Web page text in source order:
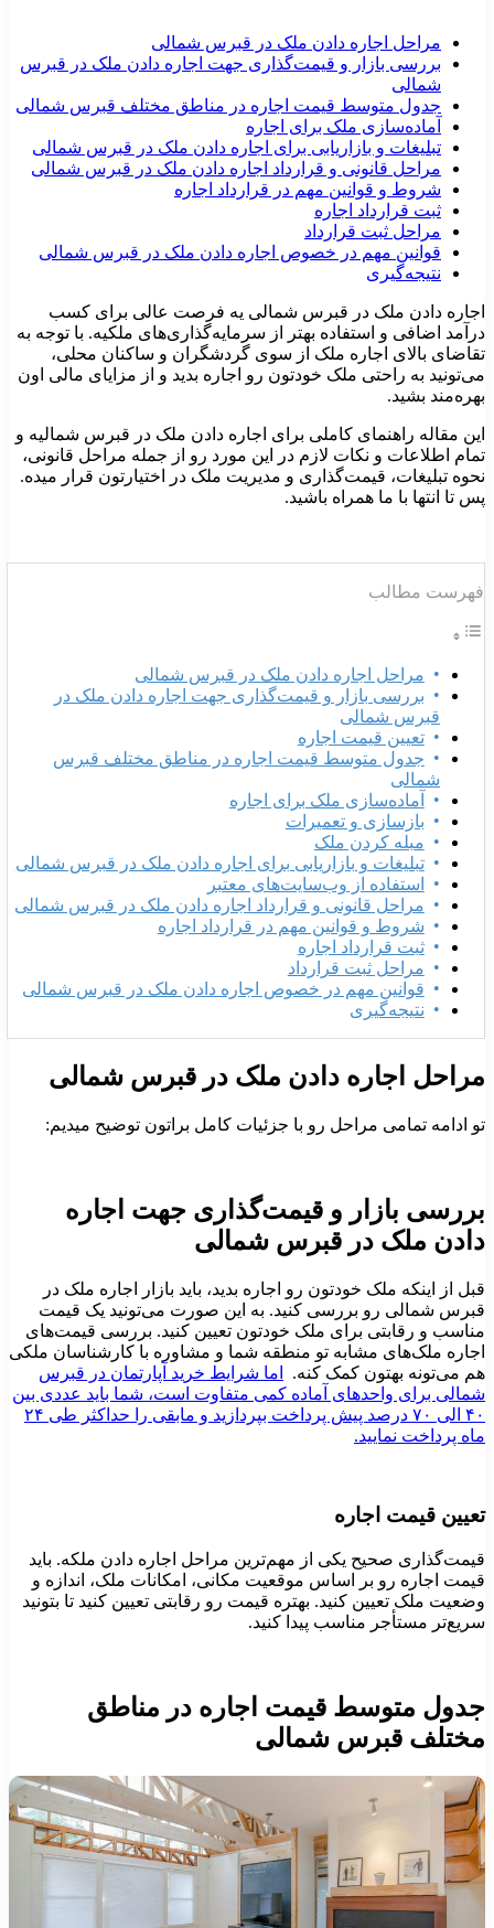
مراحل اجاره دادن ملک در قبرس شمالی
بررسی بازار و قیمت‌گذاری جهت اجاره دادن ملک در قبرس
شمالی
جدول متوسط قیمت اجاره در مناطق مختلف قبرس شمالی
آماده‌سازی ملک برای اجاره
تبلیغات و بازاریابی برای اجاره دادن ملک در قبرس شمالی
مراحل قانونی و قرارداد اجاره دادن ملک در قبرس شمالی
شروط و قوانین مهم در قرارداد اجاره
ثبت قرارداد اجاره
مراحل ثبت قرارداد
قوانین مهم در خصوص اجاره دادن ملک در قبرس شمالی
نتیجه‌گیری
دادن ملک در قبرس شمالی یه فرصت عالی برای کسب
اضافی و استفاده بهتر از سرمایه‌گذاری‌های ملکیه. با توجه به
بالای اجاره ملک از سوی گردشگران و ساکنان محلی،
به راحتی ملک خودتون رو اجاره بدید و از مزایای مالی اون
بشید.
مقاله راهنمای کاملی برای اجاره دادن ملک در قبرس شمالیه و
اطلاعات و نکات لازم در این مورد رو از جمله مراحل قانونی،
تبلیغات، قیمت‌گذاری و مدیریت ملک در اختیارتون قرار میده.
تا انتها با ما همراه باشید.
مطالب
مراحل اجاره دادن ملک در قبرس شمالی
بررسی بازار و قیمت‌گذاری جهت اجاره دادن ملک در
قبرس شمالی
تعیین قیمت اجاره
جدول متوسط قیمت اجاره در مناطق مختلف قبرس
شمالی
آماده‌سازی ملک برای اجاره
بازسازی و تعمیرات
مبله کردن ملک
تبلیغات و بازاریابی برای اجاره دادن ملک در قبرس شمالی
استفاده از وب‌سایت‌های معتبر
مراحل قانونی و قرارداد اجاره دادن ملک در قبرس شمالی
شروط و قوانین مهم در قرارداد اجاره
ثبت قرارداد اجاره
مراحل ثبت قرارداد
قوانین مهم در خصوص اجاره دادن ملک در قبرس شمالی
نتیجه‌گیری
اجاره دادن ملک در قبرس شمالی
ادامه تمامی مراحل رو با جزئیات کامل براتون توضیح میدیم:
بازار و قیمت‌گذاری جهت اجاره
ملک در قبرس شمالی
از اینکه ملک خودتون رو اجاره بدید، باید بازار اجاره ملک در
شمالی رو بررسی کنید. به این صورت می‌تونید یک قیمت
و رقابتی برای ملک خودتون تعیین کنید. بررسی قیمت‌های
ملک‌های مشابه تو منطقه شما و مشاوره با کارشناسان ملکی
می‌تونه بهتون کمک کنه.اما شرایط خرید آپارتمان در قبرس
برای واحدهای آماده کمی متفاوت است، شما باید عددی بین
۴۰ الی ۷۰ درصد پیش پرداخت بپردازید و مابقی را حداکثر طی ۲۴
پرداخت نمایید.
قیمت اجاره
صحیح یکی از مهم‌ترین مراحل اجاره دادن ملکه. باید
اجاره رو بر اساس موقعیت مکانی، امکانات ملک، اندازه و
ملک تعیین کنید. بهتره قیمت رو رقابتی تعیین کنید تا بتونید
مستأجر مناسب پیدا کنید.
متوسط قیمت اجاره در مناطق
قبرس شمالی